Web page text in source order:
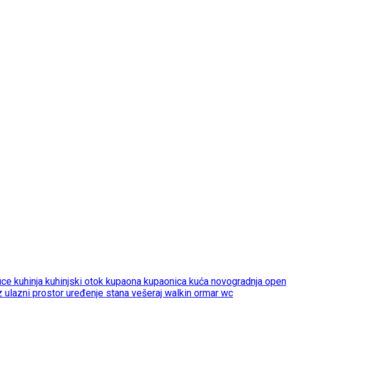
kuhinja kuhinjski otok kupaona kupaonica kuća novogradnja open
ulazni prostor uređenje stana vešeraj walkin ormar wc